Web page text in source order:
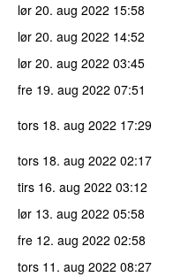
lør 20. aug 2022 15:58
lør 20. aug 2022 14:52
lør 20. aug 2022 03:45
fre 19. aug 2022 07:51
tors 18. aug 2022 17:29
tors 18. aug 2022 02:17
tirs 16. aug 2022 03:12
lør 13. aug 2022 05:58
fre 12. aug 2022 02:58
tors 11. aug 2022 08:27